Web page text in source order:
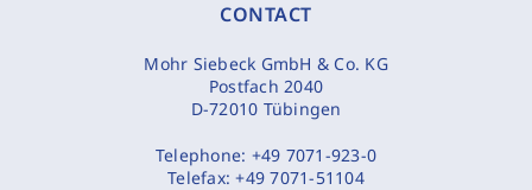
CONTACT
Mohr Siebeck GmbH & Co. KG
Postfach 2040
D-72010 Tübingen
Telephone: +49 7071-923-0
Telefax:+49 7071-51104